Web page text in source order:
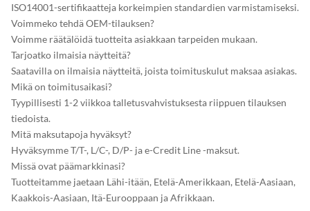
ISO14001-sertifikaatteja korkeimpien standardien varmistamiseksi.
Voimmeko tehdä OEM-tilauksen?
Voimme räätälöidä tuotteita asiakkaan tarpeiden mukaan.
Tarjoatko ilmaisia ​​näytteitä?
Saatavilla on ilmaisia ​​näytteitä, joista toimituskulut maksaa asiakas.
Mikä on toimitusaikasi?
Tyypillisesti 1-2 viikkoa talletusvahvistuksesta riippuen tilauksen
tiedoista.
Mitä maksutapoja hyväksyt?
Hyväksymme T/T-, L/C-, D/P- ja e-Credit Line -maksut.
Missä ovat päämarkkinasi?
Tuotteitamme jaetaan Lähi-itään, Etelä-Amerikkaan, Etelä-Aasiaan,
Kaakkois-Aasiaan, Itä-Eurooppaan ja Afrikkaan.